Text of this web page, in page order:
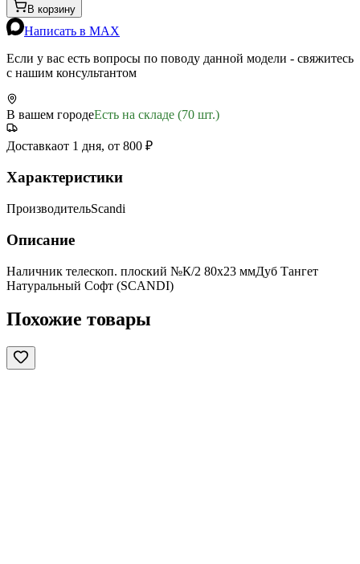
В корзину
Написать в MAX
Если у вас есть вопросы по поводу данной модели - свяжитесь
с нашим консультантом
В вашем городеЕсть на складе (70 шт.)
Доставкаот 1 дня, от 800 ₽
Характеристики
ПроизводительScandi
Описание
Наличник телескоп. плоский №К/2 80х23 ммДуб Тангет
Натуральный Софт (SCANDI)
Похожие товары